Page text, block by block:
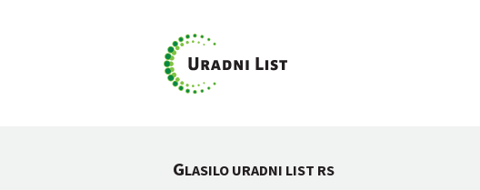
GLASILO URADNI LIST RS